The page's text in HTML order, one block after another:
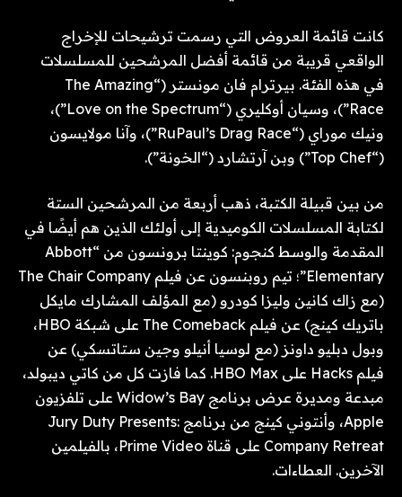
كانت قائمة العروض التي رسمت ترشيحات للإخراج
الواقعي قريبة من قائمة أفضل المرشحين للمسلسلات
في هذه الفئة. بيرترام فان مونستر (“The Amazing
Race”)، وسيان أوكليري (“Love on the Spectrum”)،
ونيك موراي (“RuPaul’s Drag Race”)، وآنا مولايسون
(“Top Chef”) وبن آرتشارد (“الخونة”).
من بين قبيلة الكتبة، ذهب أربعة من المرشحين الستة
لكتابة المسلسلات الكوميدية إلى أولئك الذين هم أيضًا في
المقدمة والوسط كنجوم: كوينتا برونسون من “Abbott
Elementary”؛ تيم روبنسون عن فيلم The Chair Company
(مع زاك كانين وليزا كودرو (مع المؤلف المشارك مايكل
باتريك كينج) عن فيلم The Comeback على شبكة HBO،
وبول دبليو داونز (مع لوسيا أنيلو وجين ستاتسكي) عن
فيلم Hacks على HBO Max. كما فازت كل من كاتي ديبولد،
مبدعة ومديرة عرض برنامج Widow’s Bay على تلفزيون
Apple، وأنتوني كينج من برنامج Jury Duty Presents:
Company Retreat على قناة Prime Video، بالفيلمين
الآخرين. العطاءات.